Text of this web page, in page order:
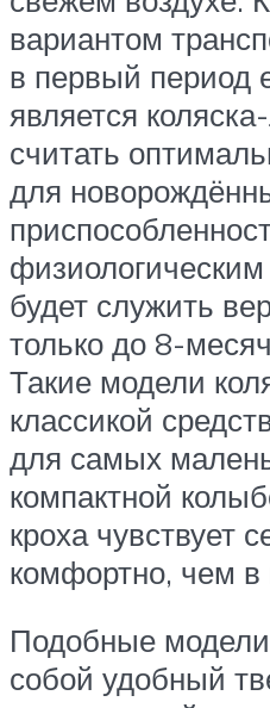
вариантом
в первый период
является
считать
для
будет служить
только до 8-
Такие модели
классикой
для самых
компактной
кроха чувствует
комфортно, чем в
Подобные
собой удобный